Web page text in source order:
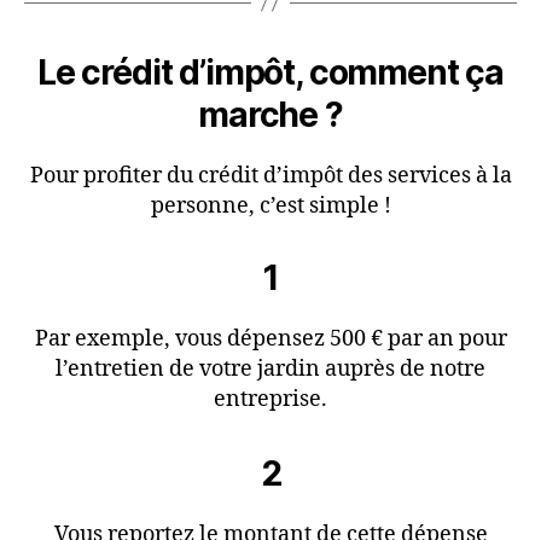
Le crédit d’impôt, comment ça
marche ?
Pour profiter du crédit d’impôt des services à la
personne, c’est simple !
1
Par exemple, vous dépensez 500 € par an pour
l’entretien de votre jardin auprès de notre
entreprise.
2
Vous reportez le montant de cette dépense